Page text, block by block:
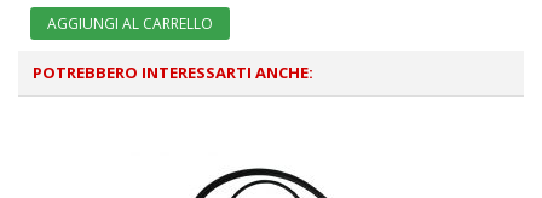
AGGIUNGI AL CARRELLO
POTREBBERO INTERESSARTI ANCHE: